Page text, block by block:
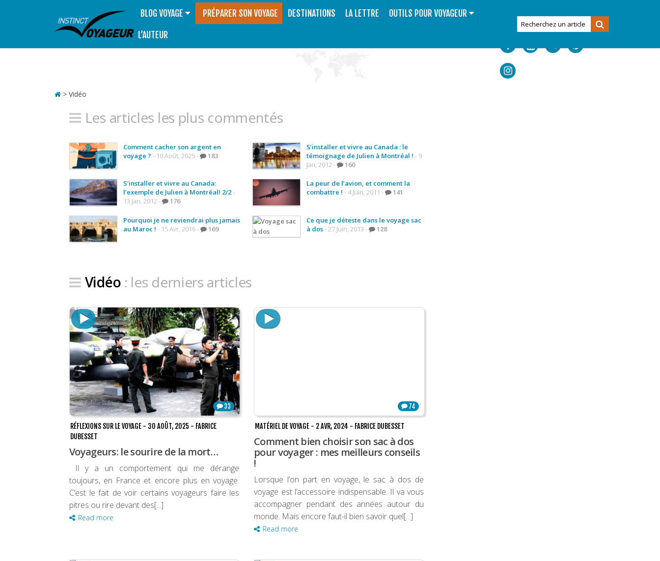
BLOG VOYAGE PRÉPARER SON VOYAGE DESTINATIONS LA LETTRE
OUTILS POUR VOYAGEUR
L’AUTEUR
> Vidéo
Les articles les plus commentés
Comment cacher son argent en
voyage ? - 10 Août, 2025 - 183
S’installer et vivre au Canada:
l’exemple de Julien à Montréal! 2/2-
13 Jan, 2012 -
176
Pourquoi je ne reviendrai plus jamais
au Maroc ! - 15 Avr, 2016 - 169
S’installer et vivre au Canada : le
témoignage de Julien à Montréal ! - 9
Jan, 2012 -
160
La peur de l’avion, et comment la
combattre ! - 4 Juin, 2011 - 141
Ce que je déteste dans le voyage sac
à dos- 27 Juin, 2013 - 128
Vidéo : les derniers articles
33
RÉFLEXIONS SUR LE VOYAGE - 30 AOÛT, 2025 - FABRICE
DUBESSET
Voyageurs: le sourire de la mort…
Il y a un comportement qui me dérange
toujours, en France et encore plus en voyage.
C’est le fait de voir certains voyageurs faire les
pitres ou rire devant des[...]
Read more
74
MATÉRIEL DE VOYAGE - 2 AVR, 2024 - FABRICE DUBESSET
Comment bien choisir son sac à dos
pour voyager : mes meilleurs conseils
!
Lorsque l’on part en voyage, le sac à dos de
voyage est l’accessoire indispensable. Il va vous
accompagner pendant des années autour du
monde. Mais encore faut-il bien savoir quel[...]
Read more